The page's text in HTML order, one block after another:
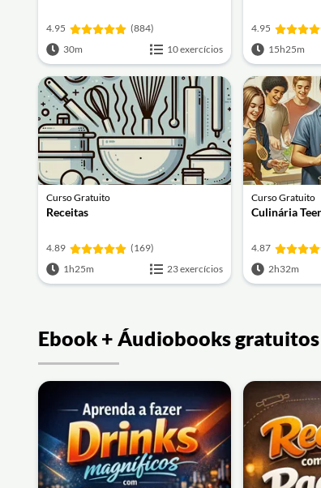
4.95
(884)
30m
10 exercícios
4.95
15h25m
Curso Gratuito
Receitas
4.89
(169)
1h25m
23 exercícios
Curso Gratuito
Culinária
4.87
2h32m
Ebook + Áudiobooks